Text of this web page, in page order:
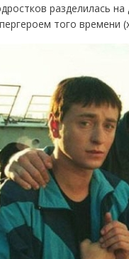
разделилась
того времени